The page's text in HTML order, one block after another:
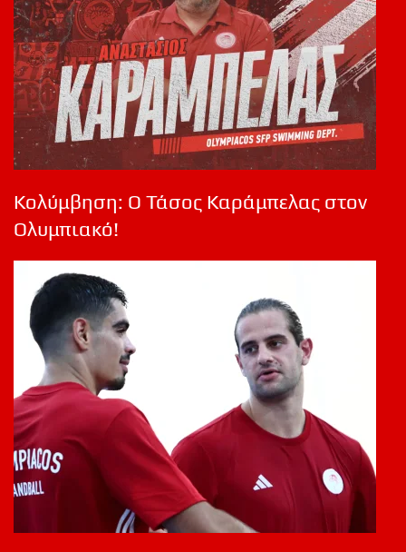
Κολύμβηση: Ο Τάσος Καράμπελας στον
Ολυμπιακό!